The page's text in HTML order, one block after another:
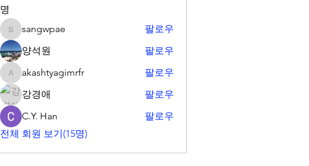
명
sangwpae
sangwpae
팔로우
양석원
팔로우
akashtyagimrfr
akashtyagimrfr
팔로우
강경애
팔로우
C.Y. Han
팔로우
전체 회원 보기(15명)